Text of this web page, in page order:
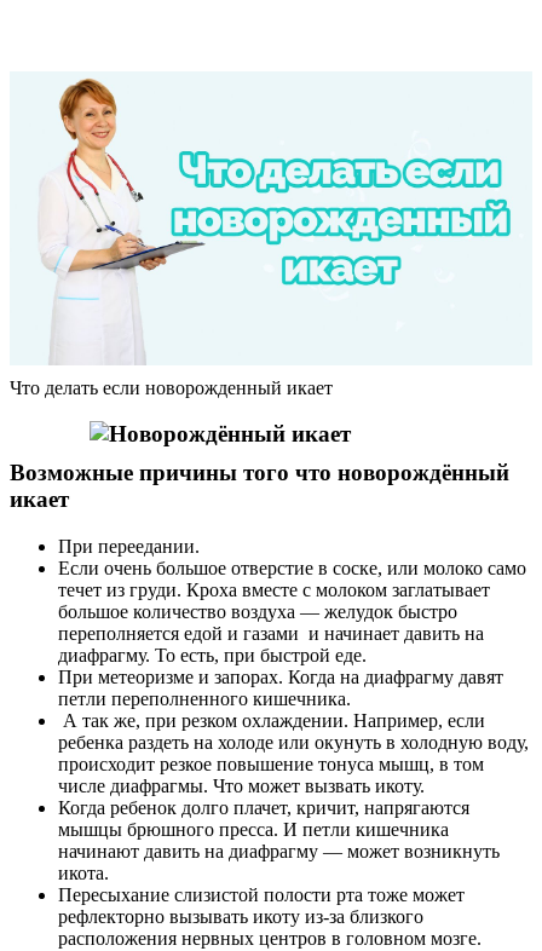
Что делать если новорожденный икает
Возможные причины того что новорождённый
икает
При переедании.
Если очень большое отверстие в соске, или молоко само
течет из груди. Кроха вместе с молоком заглатывает
большое количество воздуха — желудок быстро
переполняется едой и газами и начинает давить на
диафрагму. То есть, при быстрой еде.
При метеоризме и запорах. Когда на диафрагму давят
петли переполненного кишечника.
А так же, при резком охлаждении. Например, если
ребенка раздеть на холоде или окунуть в холодную воду,
происходит резкое повышение тонуса мышц, в том
числе диафрагмы. Что может вызвать икоту.
Когда ребенок долго плачет, кричит, напрягаются
мышцы брюшного пресса. И петли кишечника
начинают давить на диафрагму — может возникнуть
икота.
Пересыхание слизистой полости рта тоже может
рефлекторно вызывать икоту из-за близкого
расположения нервных центров в головном мозге.